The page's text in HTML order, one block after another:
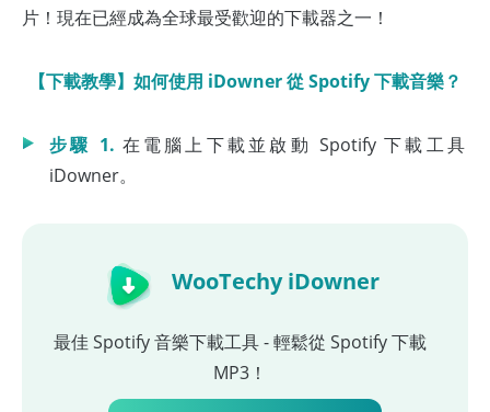
片！現在已經成為全球最受歡迎的下載器之一！
【下載教學】如何使用 iDowner 從 Spotify 下載音樂？
步驟 1. 在電腦上下載並啟動 Spotify 下載工具
iDowner。
WooTechy iDowner
最佳 Spotify 音樂下載工具 - 輕鬆從 Spotify 下載
MP3！